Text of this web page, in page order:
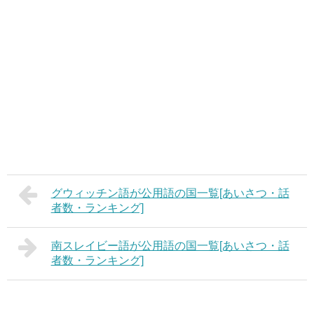
グウィッチン語が公用語の国一覧[あいさつ・話
者数・ランキング]
南スレイビー語が公用語の国一覧[あいさつ・話
者数・ランキング]